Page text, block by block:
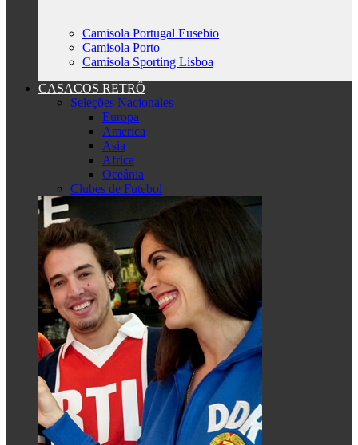
Camisola Portugal Eusebio
Camisola Porto
Camisola Sporting Lisboa
CASACOS RETRÔ
Seleções Nacionales
Europa
America
Asia
Africa
Oceânia
Clubes de Futebol